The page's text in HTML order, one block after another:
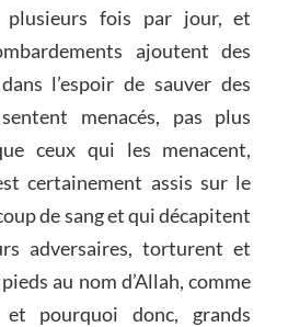
fois par jour, et
ajoutent des
l’espoir de sauver des
menacés, pas plus
ceux qui les menacent,
certainement assis sur le
de sang et qui décapitent
adversaires, torturent et
au nom d’Allah, comme
et pourquoi donc, grands